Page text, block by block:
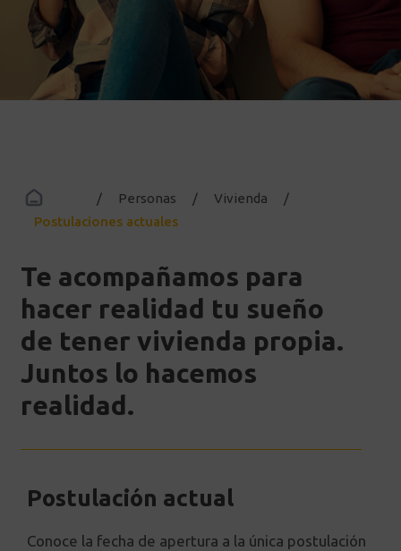
/ Personas / Vivienda
/
Postulaciones actuales
Te acompañamos para
hacer realidad tu sueño
de tener vivienda propia.
Juntos lo hacemos
realidad.
Postulación actual
Conoce la fecha de apertura a la única postulación